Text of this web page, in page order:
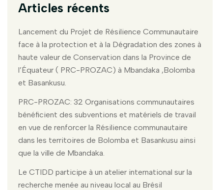
Articles récents
Lancement du Projet de Résilience Communautaire
face à la protection et à la Dégradation des zones à
haute valeur de Conservation dans la Province de
l’Équateur ( PRC-PROZAC) à Mbandaka ,Bolomba
et Basankusu.
PRC-PROZAC: 32 Organisations communautaires
bénéficient des subventions et matériels de travail
en vue de renforcer la Résilience communautaire
dans les territoires de Bolomba et Basankusu ainsi
que la ville de Mbandaka.
Le CTIDD participe à un atelier international sur la
recherche menée au niveau local au Brésil